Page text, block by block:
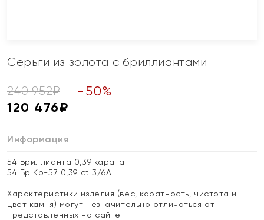
Серьги из золота с бриллиантами
240 952₽ - 50%
120 476₽
Информация
54 Бриллианта 0,39 карата
54 Бр Кр-57 0,39 ct 3/6А
Характеристики изделия (вес, каратность, чистота и
цвет камня) могут незначительно отличаться от
представленных на сайте